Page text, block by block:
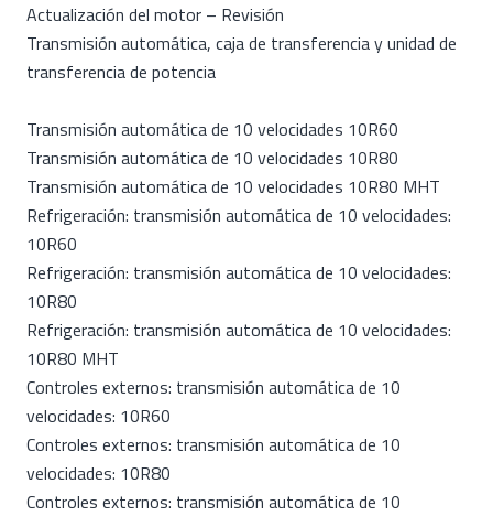
Actualización del motor – Revisión
Transmisión automática, caja de transferencia y unidad de
transferencia de potencia
Transmisión automática de 10 velocidades 10R60
Transmisión automática de 10 velocidades 10R80
Transmisión automática de 10 velocidades 10R80 MHT
Refrigeración: transmisión automática de 10 velocidades:
10R60
Refrigeración: transmisión automática de 10 velocidades:
10R80
Refrigeración: transmisión automática de 10 velocidades:
10R80 MHT
Controles externos: transmisión automática de 10
velocidades: 10R60
Controles externos: transmisión automática de 10
velocidades: 10R80
Controles externos: transmisión automática de 10